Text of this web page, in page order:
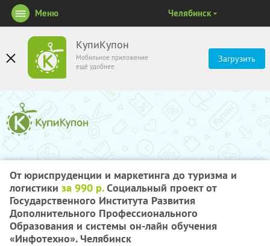
КупиКупон
Мобильное приложение
ещё удобнее
Загрузить
Меню Челябинск
От юриспруденции и маркетинга до туризма и
логистики за 990 р.Cоциальный проект от
Государственного Института Развития
Дополнительного Профессионального
Образования и системы он-лайн обучения
«Инфотехно». Челябинск